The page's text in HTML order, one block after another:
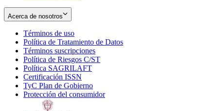
Acerca de nosotros
Términos de uso
in
new
window
Política de Tratamiento de Datos
Términos suscripciones
in
Política de Riesgos C/ST
Política SAGRILAFT
new
window
Certificación ISSN
in
new
TyC Plan de Gobierno
in
Protección del consumidorOpens